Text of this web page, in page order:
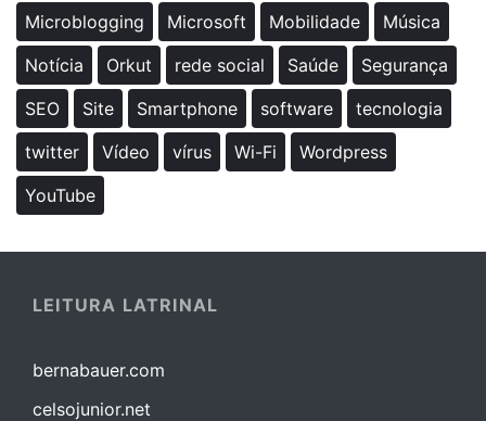
Microblogging
Microsoft Mobilidade
Música
Notícia
Orkut rede social Saúde
Segurança
SEO
Site Smartphone software
tecnologia
twitter
Vídeo vírus Wi-Fi
Wordpress
YouTube
LEITURA LATRINAL
bernabauer.com
celsojunior.net